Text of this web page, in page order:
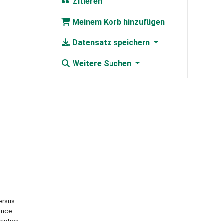
Meinem Korb hinzufügen
Datensatz speichern
Weitere Suchen